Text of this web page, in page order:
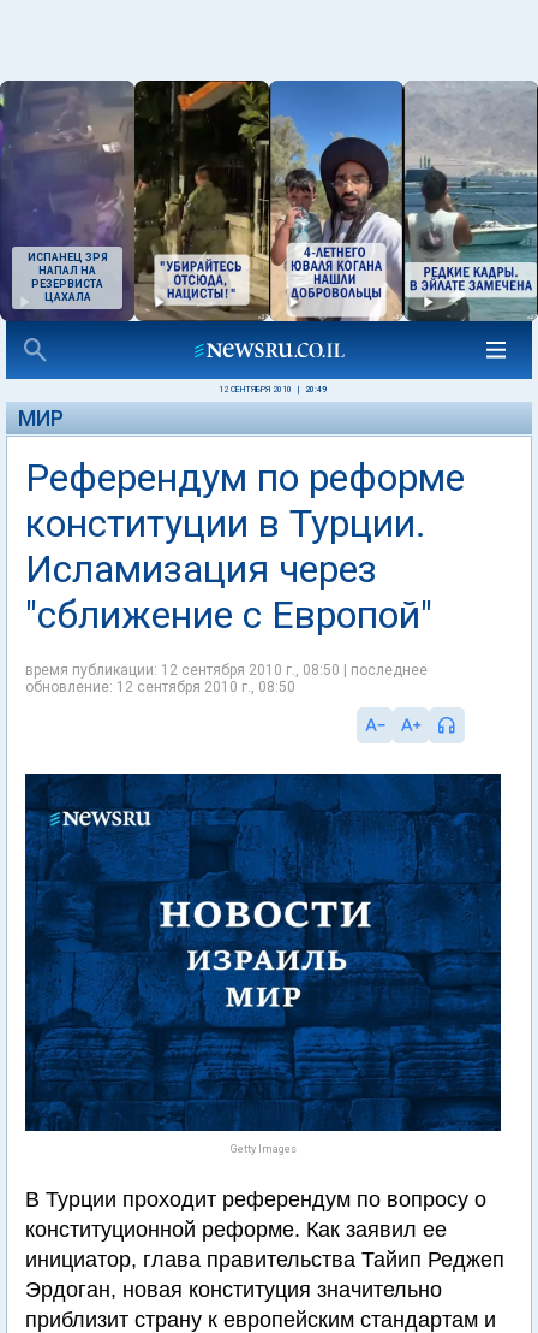
ИСПАНЕЦ ЗРЯ
НАПАЛ НА
РЕЗЕРВИСТА
ЦАХАЛА
12 СЕНТЯБРЯ 2010 20:49
МИР
Референдум по реформе
конституции в Турции.
Исламизация через
"сближение с Европой"
время публикации: 12 сентября 2010 г., 08:50 | последнее
обновление: 12 сентября 2010 г., 08:50
Getty Images
В Турции проходит референдум по вопросу о
конституционной реформе. Как заявил ее
инициатор, глава правительства Тайип Реджеп
Эрдоган, новая конституция значительно
приблизит страну к европейским стандартам и